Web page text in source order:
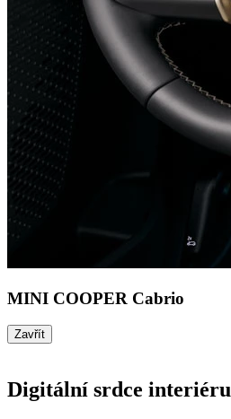
MINI COOPER Cabrio
Zavřít
Digitální srdce interiéru